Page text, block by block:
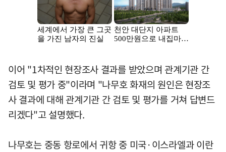
이어 "1차적인 현장조사 결과를 받았으며 관계기관 간
검토 및 평가 중"이라며 "나무호 화재의 원인은 현장조
사 결과에 대해 관계기관 간 검토 및 평가를 거쳐 답변드
리겠다"고 설명했다.
나무호는 중동 항로에서 귀항 중 미국·이스라엘과 이란